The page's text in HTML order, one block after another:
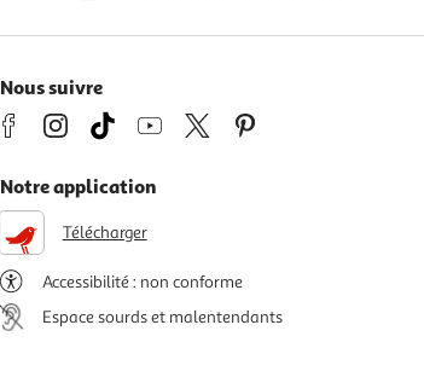
Nous suivre
Notre application
Télécharger
Accessibilité : non conforme
Espace sourds et malentendants